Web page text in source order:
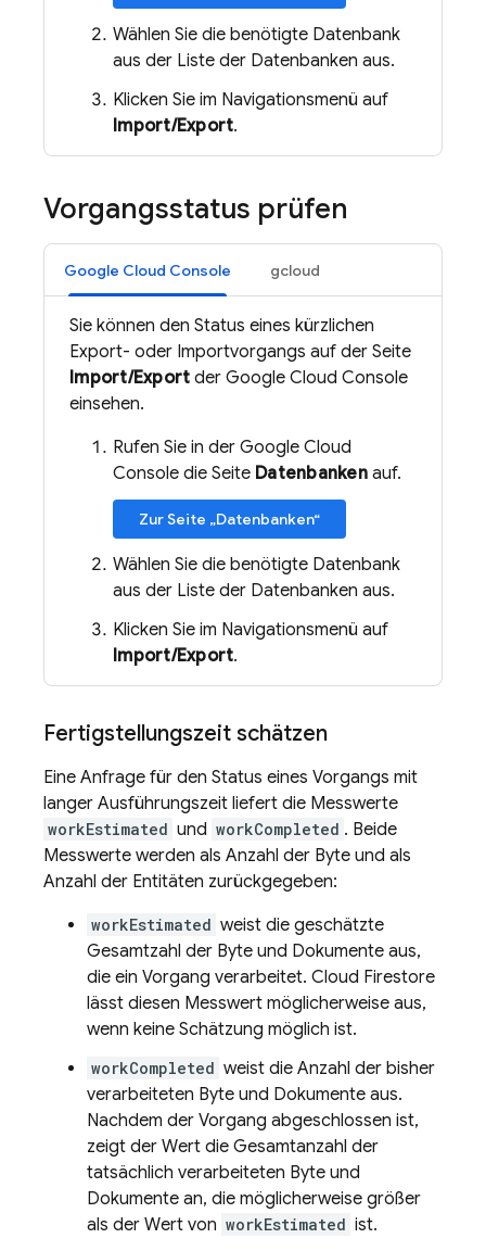
Wählen Sie die benötigte Datenbank
aus der Liste der Datenbanken aus.
Klicken Sie im Navigationsmenü auf
Import/Export.
Vorgangsstatus prüfen
Google Cloud Console gcloud
Sie können den Status eines kürzlichen
Export- oder Importvorgangs auf der Seite
Import/Export der Google Cloud Console
einsehen.
Rufen Sie in der Google Cloud
Console die Seite Datenbankenauf.
Zur Seite „Datenbanken“
Wählen Sie die benötigte Datenbank
aus der Liste der Datenbanken aus.
Klicken Sie im Navigationsmenü auf
Import/Export.
Fertigstellungszeit schätzen
Eine Anfrage für den Status eines Vorgangs mit
langer Ausführungszeit liefert die Messwerte
workEstimated und workCompleted . Beide
Messwerte werden als Anzahl der Byte und als
Anzahl der Entitäten zurückgegeben:
workEstimated weist die geschätzte
Gesamtzahl der Byte und Dokumente aus,
die ein Vorgang verarbeitet. Cloud Firestore
lässt diesen Messwert möglicherweise aus,
wenn keine Schätzung möglich ist.
workCompleted weist die Anzahl der bisher
verarbeiteten Byte und Dokumente aus.
Nachdem der Vorgang abgeschlossen ist,
zeigt der Wert die Gesamtanzahl der
tatsächlich verarbeiteten Byte und
Dokumente an, die möglicherweise größer
als der Wert von workEstimated ist.